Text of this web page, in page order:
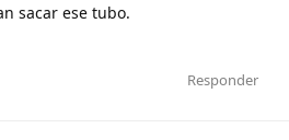
sacar ese tubo.
Responder